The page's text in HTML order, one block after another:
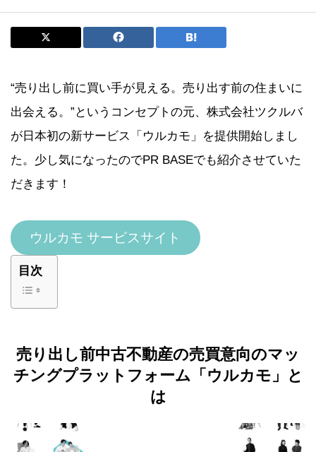
“売り出し前に買い手が見える。売り出す前の住まいに
出会える。”というコンセプトの元、株式会社ツクルバ
が日本初の新サービス「ウルカモ」を提供開始しまし
た。少し気になったのでPR BASEでも紹介させていた
だきます！
ウルカモ サービスサイト
目次
売り出し前中古不動産の売買意向のマッ
チングプラットフォーム「ウルカモ」と
は